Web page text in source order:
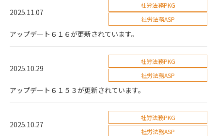
2025.11.07
社労法務PKG
社労法務ASP
アップデート６１６が更新されています。
2025.10.29
社労法務PKG
社労法務ASP
アップデート６１５３が更新されています。
2025.10.27
社労法務PKG
社労法務ASP